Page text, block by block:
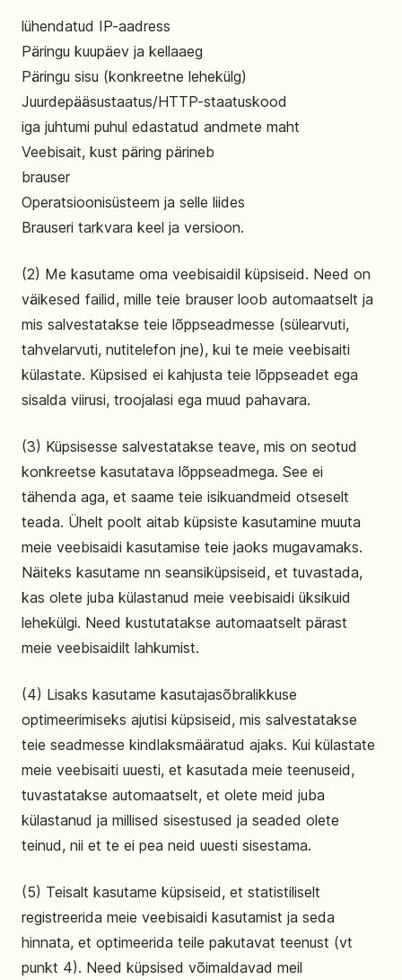
lühendatud IP-aadress
Päringu kuupäev ja kellaaeg
Päringu sisu (konkreetne lehekülg)
Juurdepääsustaatus/HTTP-staatuskood
iga juhtumi puhul edastatud andmete maht
Veebisait, kust päring pärineb
brauser
Operatsioonisüsteem ja selle liides
Brauseri tarkvara keel ja versioon.
(2) Me kasutame oma veebisaidil küpsiseid. Need on
väikesed failid, mille teie brauser loob automaatselt ja
mis salvestatakse teie lõppseadmesse (sülearvuti,
tahvelarvuti, nutitelefon jne), kui te meie veebisaiti
külastate. Küpsised ei kahjusta teie lõppseadet ega
sisalda viirusi, troojalasi ega muud pahavara.
(3) Küpsisesse salvestatakse teave, mis on seotud
konkreetse kasutatava lõppseadmega. See ei
tähenda aga, et saame teie isikuandmeid otseselt
teada. Ühelt poolt aitab küpsiste kasutamine muuta
meie veebisaidi kasutamise teie jaoks mugavamaks.
Näiteks kasutame nn seansiküpsiseid, et tuvastada,
kas olete juba külastanud meie veebisaidi üksikuid
lehekülgi. Need kustutatakse automaatselt pärast
meie veebisaidilt lahkumist.
(4) Lisaks kasutame kasutajasõbralikkuse
optimeerimiseks ajutisi küpsiseid, mis salvestatakse
teie seadmesse kindlaksmääratud ajaks. Kui külastate
meie veebisaiti uuesti, et kasutada meie teenuseid,
tuvastatakse automaatselt, et olete meid juba
külastanud ja millised sisestused ja seaded olete
teinud, nii et te ei pea neid uuesti sisestama.
(5) Teisalt kasutame küpsiseid, et statistiliselt
registreerida meie veebisaidi kasutamist ja seda
hinnata, et optimeerida teile pakutavat teenust (vt
punkt 4). Need küpsised võimaldavad meil